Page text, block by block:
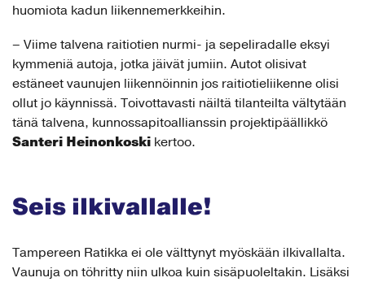
huomiota kadun liikennemerkkeihin.
– Viime talvena raitiotien nurmi- ja sepeliradalle eksyi
kymmeniä autoja, jotka jäivät jumiin. Autot olisivat
estäneet vaunujen liikennöinnin jos raitiotieliikenne olisi
ollut jo käynnissä. Toivottavasti näiltä tilanteilta vältytään
tänä talvena, kunnossapitoallianssin projektipäällikkö
Santeri Heinonkoski kertoo.
Seis ilkivallalle!
Tampereen Ratikka ei ole välttynyt myöskään ilkivallalta.
Vaunuja on töhritty niin ulkoa kuin sisäpuoleltakin. Lisäksi